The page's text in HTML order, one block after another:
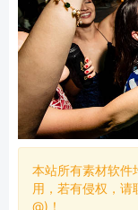
本站所有素材软件
用，若有侵权，
@)！